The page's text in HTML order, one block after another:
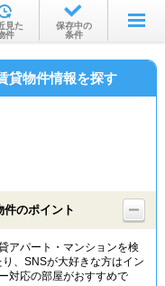
から
から
見た
件
保存中の
条件
貸物件情報を探す
件のポイント
アパート・マンションを検
、SNSが大好きな方はイン
対応の部屋がおすすめで